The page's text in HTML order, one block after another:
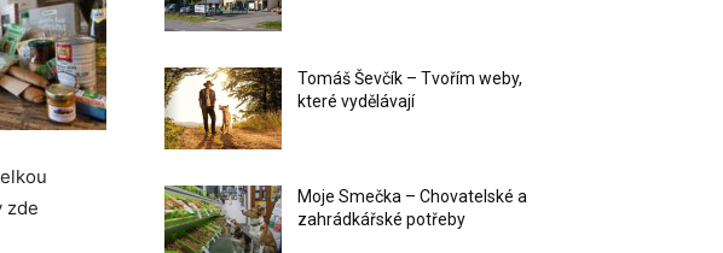
zde
Tomáš Ševčík – Tvořím weby,
které vydělávají
Moje Smečka – Chovatelské a
zahrádkářské potřeby